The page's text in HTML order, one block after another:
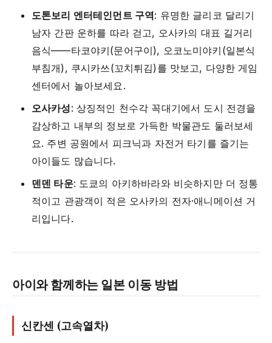
도톤보리 엔터테인먼트 구역: 유명한 글리코 달리기
남자 간판 운하를 따라 걷고, 오사카의 대표 길거리
음식——타코야키(문어구이), 오코노미야키(일본식
부침개), 쿠시카쓰(꼬치튀김)를 맛보고, 다양한 게임
센터에서 놀아보세요.
오사카성: 상징적인 천수각 꼭대기에서 도시 전경을
감상하고 내부의 정보로 가득한 박물관도 둘러보세
요. 주변 공원에서 피크닉과 자전거 타기를 즐기는
아이들도 많습니다.
덴덴 타운: 도쿄의 아키하바라와 비슷하지만 더 정통
적이고 관광객이 적은 오사카의 전자·애니메이션 거
리입니다.
아이와 함께하는 일본 이동 방법
신칸센 (고속열차)